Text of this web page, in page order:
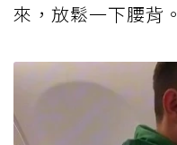
來，放鬆一下腰背。